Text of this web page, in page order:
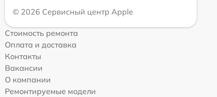
© 2026 Сервисный центр Apple
Стоимость ремонта
Оплата и доставка
Контакты
Вакансии
О компании
Ремонтируемые модели